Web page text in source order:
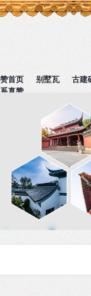
首页 别墅瓦 古建
真赞